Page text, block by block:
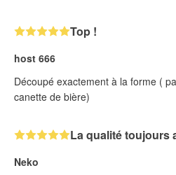
Top !
host 666
Découpé exactement à la forme (
canette de bière)
La qualité toujours
Neko